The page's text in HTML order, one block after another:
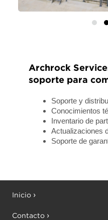
Archrock
soporte para
Soporte y
Conocimientos
Inventario de
Actualizaciones
Soporte de
Inicio
Contacto